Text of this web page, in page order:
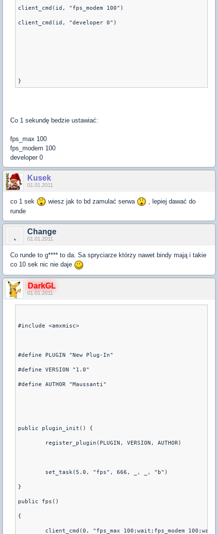
client_cmd(id, "fps_modem 100")
Co 1 sekundę bedzie ustawiać:
fps_max 100
fps_modem 100
developer 0
Kusek
01.01.2011
co 1 sek wiesz jak to bd zamulać serwa
, lepiej dawać do
runde
Change
01.01.2011
Co runde to g**** to da. Sa spryciarze którzy nawet bindy mają i takie
co 10 sek nic nie daje
DarkGL
01.01.2011
#include <amxmisc>
#define PLUGIN "New Plug-In"
#define VERSION "1.0"
#define AUTHOR "Maussanti"
public plugin_init() {
	register_plugin(PLUGIN, VERSION, AUTHOR)
	set_task(5.0, "fps", 666, _, _, "b")
}
public fps()
{
client_cmd(0, "fps_max 100;wait;fps_modem